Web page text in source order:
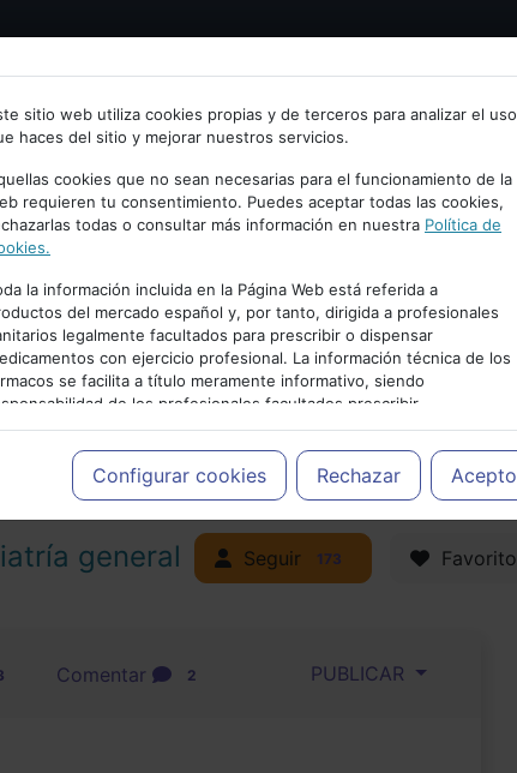
a psiquiatria.com
tu Email
o regístrate con tu email.
Cancelar
sitio web utiliza cookies propias y de terceros para analizar el uso
haces del sitio y mejorar nuestros servicios.
cookies que no sean necesarias para el funcionamiento de la
requieren tu consentimiento. Puedes aceptar todas las cookies,
todas o consultar más información en nuestra Política de
la información incluida en la Página Web está referida a
del mercado español y, por tanto, dirigida a profesionales
legalmente facultados para prescribir o dispensar
con ejercicio profesional. La información técnica de los
se facilita a título meramente informativo, siendo
de los profesionales facultados prescribir
y decidir, en cada caso concreto, el tratamiento más
a las necesidades del paciente.
Configurar cookies Rechazar Acepto
PUBLICIDAD
general Seguir 173 Favorito
Comentar 2 PUBLICAR